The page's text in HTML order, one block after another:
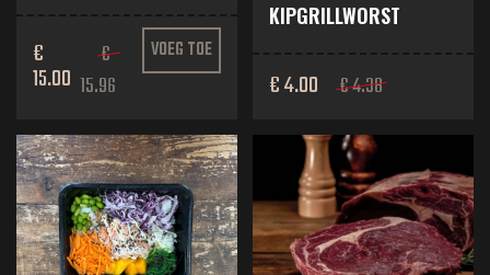
€
15.00
€
15.96
VOEG TOE
KIPGRILLWORST
€ 4.00 € 4.38